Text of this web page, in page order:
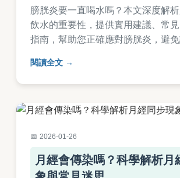
膀胱炎要一直喝水嗎？本文深度解
飲水的重要性，提供實用建議、常
指南，幫助您正確應對膀胱炎，避
閱讀全文
2026-01-26
月經會傳染嗎？科學解析月